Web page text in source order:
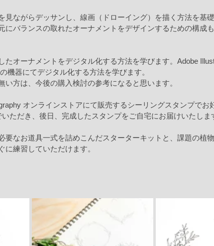
見ながらデッサンし、線画（ドローイング）を描く方法を基
にバランスの取れたオーナメントをデザインするための構成
たオーナメントをデジタル化する方法を学びます。Adobe
機器にてデジタル化する方法を学びます。
い方は、今後の購入検討の参考になると思います。
オンラインストアにて販売するシーリングスタンプでお
ただき、後日、完成したスタンプをご自宅にお届けいたしま
要なお道具一式を詰めこんだスターターキットと、課題の植
に練習していただけます。